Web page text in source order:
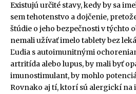
Existujú určité stavy, kedy by sa
sem tehotenstvo a dojčenie,
štúdie o jeho bezpečnosti v týchto
nemali užívať imelo tablety bez
Ľudia s autoimunitnými
artritída alebo lupus, by mali byť
imunostimulant, by mohlo
Rovnako aj tí, ktorí sú alergickí na